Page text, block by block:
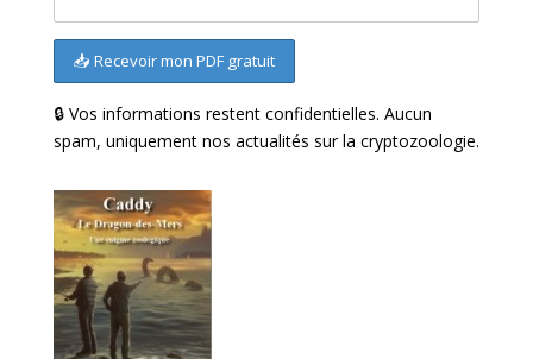
🔒 Vos informations restent confidentielles. Aucun
spam, uniquement nos actualités sur la cryptozoologie.